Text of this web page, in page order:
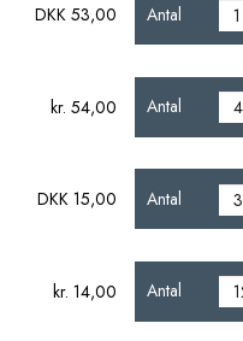
DKK 53,00 Antal
kr. 54,00 Antal
DKK 15,00 Antal
kr. 14,00 Antal